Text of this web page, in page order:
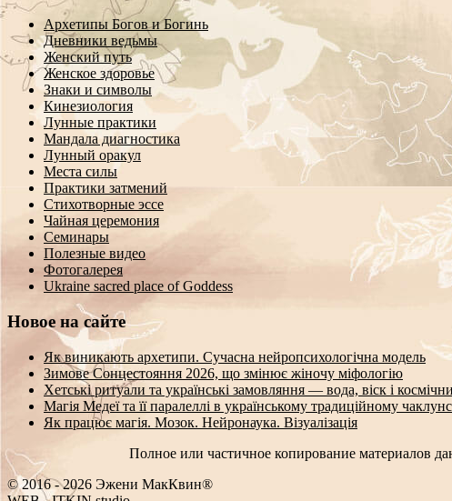
Архетипы Богов и Богинь
Дневники ведьмы
Женский путь
Женское здоровье
Знаки и символы
Кинезиология
Лунные практики
Мандала диагностика
Лунный оракул
Места силы
Практики затмений
Стихотворные эссе
Чайная церемония
Семинары
Полезные видео
Фотогалерея
Ukraine sacred place of Goddess
Новое на сайте
Як виникають архетипи. Сучасна нейропсихологічна модель
Зимове Сонцестояння 2026, що змінює жіночу міфологію
Хетські ритуали та українські замовляння — вода, віск і
Магія Медеї та її паралеллі в українському традиційному
Як працює магія. Мозок. Нейронаука. Візуалізація
Полное или частичное копирование материалов
© 2016 - 2026 Эжени МакКвин®